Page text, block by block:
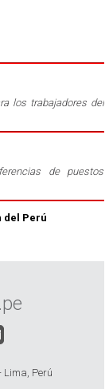
los trabajadores del
de puestos
del Perú
Lima, Perú